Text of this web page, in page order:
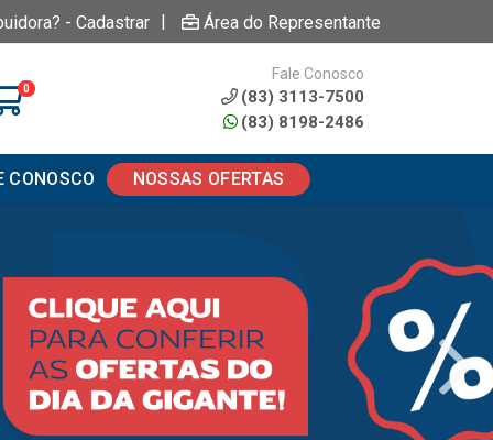
- Cadastrar | Área do Representante
0
Fale Conosco
(83) 3113-7500
(83) 8198-2486
CONOSCO NOSSAS OFERTAS